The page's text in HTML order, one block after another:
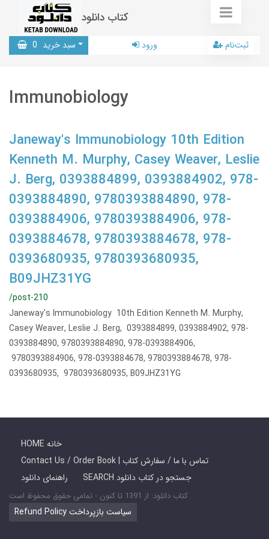
کتاب دانلود
سبد خرید 0 ورود ثبت‌نام
Immunobiology
Janeway's Immunobiology 10th Edition
Kenneth M. Murphy, Casey Weaver, Leslie
J. Berg, 0393884899, 0393884902, 978-
0393884890, 9780393884890, 978-
0393884906, 9780393884906, 978-
0393884678, 9780393884678, 978-
0393680935, 9780393680935,
B09JHZ31YG
/post-210
Janeway's Immunobiology 10th Edition Kenneth M. Murphy,
Casey Weaver, Leslie J. Berg, 0393884899, 0393884902, 978-
0393884890, 9780393884890, 978-0393884906,
9780393884906, 978-0393884678, 9780393884678, 978-
0393680935, 9780393680935, B09JHZ31YG
HOME خانه
Contact Us / Order Book | تماس با ما / سفارش کتاب
راهنمای دانلود
SEARCH جستجو در کتاب دانلود
کتاب دانلود: از 1391 تا کنون - تمامی حقوق محفوظ است
Refund Policy سیاست بازپرداخت